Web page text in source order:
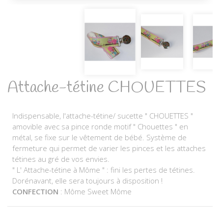
Attache-tétine CHOUETTES
Indispensable, l'attache-tétine/ sucette " CHOUETTES "
amovible avec sa pince ronde motif " Chouettes " en
métal, se fixe sur le vêtement de bébé. Système de
fermeture qui permet de varier les pinces et les attaches
tétines au gré de vos envies.
" L' Attache-tétine à Môme " : fini les pertes de tétines.
Dorénavant, elle sera toujours à disposition !
CONFECTION : Môme Sweet Môme